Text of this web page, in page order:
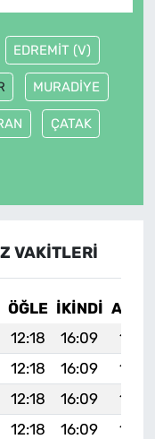
EDREMİT (V)
MURADİYE
ÇATAK
VAKITLERI
ÖĞLE İKINDI
12:18 16:09
12:18 16:09
12:18 16:09
12:18 16:09